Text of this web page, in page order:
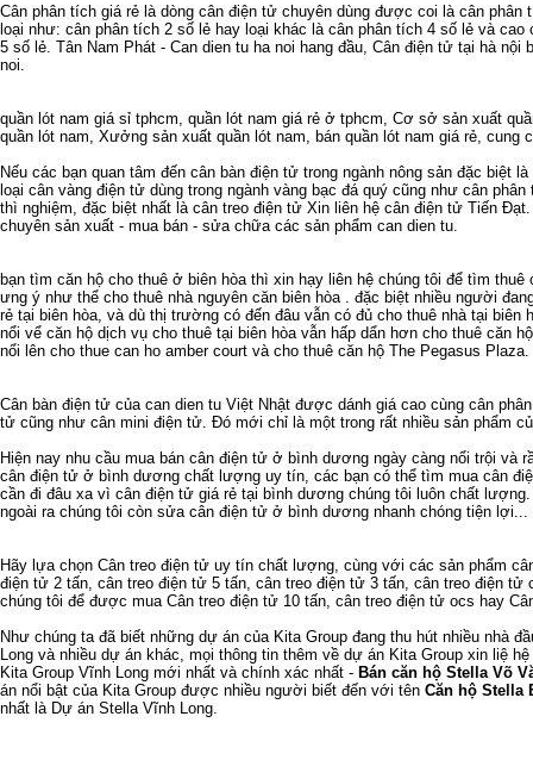
Cân phân tích giá rẻ là dòng cân điện tử chuyên dùng được coi là cân phân
loại như: cân phân tích 2 số lẻ hay loại khác là cân phân tích 4 số lẻ và cao
5 số lẻ . Tân Nam Phát - Can dien tu ha noi hang đầu, Cân điện tử tại hà nội
noi
quần lót nam giá sỉ tphcm quần lót nam giá rẻ ở tphcm Cơ sở sản xuất
quần lót nam Xưởng sản xuất quần lót nam bán quần lót nam giá rẻ cung
Nếu các bạn quan tâm đến cân bàn điện tử trong ngành nông sản đặc biệt là
loại cân vàng điện tử dùng trong ngành vàng bạc đá quý cũng như cân phân
thì nghiệm, đặc biệt nhất là cân treo điện tử Xin liên hệ cân điện tử Tiến
chuyên sản xuất - mua bán - sửa chữa các sản phẩm can dien tu
bạn tìm căn hộ cho thuê ở biên hòa thì xin hạy liên hệ chúng tôi để tìm thuê
ưng ý như thể cho thuê nhà nguyên căn biên hòa . đặc biệt nhiều người
rẻ tại biên hòa , và dù thị trường có đến đâu vẫn có đủ cho thuê nhà tại biên
nổi vể căn hộ dịch vụ cho thuê tại biên hòa vẫn hấp dẩn hơn cho thuê căn
nổi lên cho thue can ho amber court và cho thuê căn hộ The Pegasus Plaza
Cân bàn điện tử của can dien tu Việt Nhật được dánh giá cao cùng cân
tử cũng như cân mini điện tử . Đó mới chỉ là một trong rất nhiều sản phẩm
Hiện nay nhu cầu mua bán cân điện tử ở bình dương ngày càng nổi trội và
cân điện tử ở bình dương chất lượng uy tín, các bạn có thể tìm mua cân
cần đi đâu xa vì cân điện tử giá rẻ tại bình dương chúng tôi luôn chất
ngoài ra chúng tôi còn sửa cân điện tử ở bình dương nhanh chóng tiện lợi...
Hãy lựa chọn Cân treo điện tử uy tín chất lượng, cùng với các sản phẩm
điện tử 2 tấn cân treo điện tử 5 tấn cân treo điện tử 3 tấn cân treo điện tử
chúng tôi để được mua Cân treo điện tử 10 tấn cân treo điện tử ocs hay
Như chúng ta đã biết những dự án của Kita Group đang thu hút nhiều nhà
Long và nhiều dự án khác, mọi thông tin thêm về dự án Kita Group xin liệ hệ
Kita Group Vĩnh Long mới nhất và chính xác nhất - Bán căn hộ Stella Võ
án nổi bật của Kita Group được nhiều người biết đến với tên Căn hộ Stella
nhất là Dự án Stella Vĩnh Long